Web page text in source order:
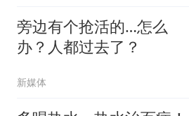
旁边有个抢活的…怎么
办？人都过去了？
新媒体